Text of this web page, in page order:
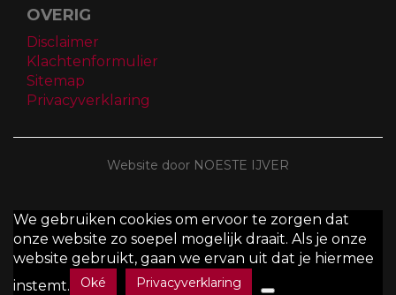
OVERIG
Disclaimer
Klachtenformulier
Sitemap
Privacyverklaring
Website door NOESTE IJVER
We gebruiken cookies om ervoor te zorgen dat
onze website zo soepel mogelijk draait. Als je onze
website gebruikt, gaan we ervan uit dat je hiermee
instemt.
Oké Privacyverklaring